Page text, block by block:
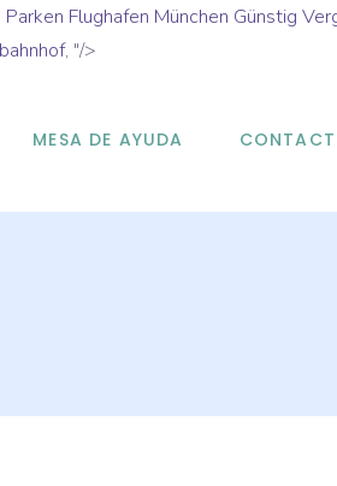
Parken Flughafen München Günstig
, "/>
MESA DE AYUDA